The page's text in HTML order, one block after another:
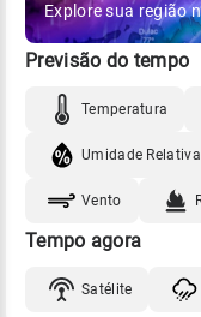
Explore sua região
Previsão do tempo
Temperatura
Umidade Relativa
Vento
Tempo agora
Satélite